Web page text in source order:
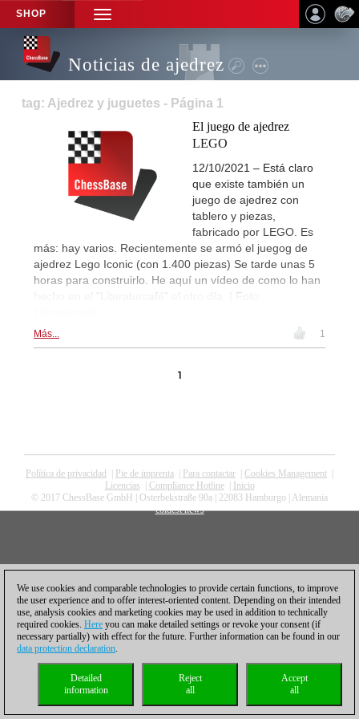
SHOP
TOGGLE
NAVIGATION
Noticias de ajedrez
tag: Ajedrez y juguetes - Página 1
El juego de ajedrez
LEGO
12/10/2021 – Está claro
que existe también un
juego de ajedrez con
tablero y piezas,
fabricado por LEGO. Es
más: hay varios. Recientemente se armó el juegog de
ajedrez Lego Iconic (con 1.400 piezas) Se tarde unas 5
horas para construirlo. He aquí un vídeo de como lo han
hecho en el "Literaturcafé" el otro día. | Foto:
Más... 1
1
Política de privacidad Pie de imprenta Para contactar Cookies Management
Licencias
Compliance Hotline|
Inicio
© 2017 ChessBase GmbH | Osterbekstraße 90a | 22083 Hamburgo | Alemania
coldest news
We use cookies and comparable technologies to provide certain functions, to improve
the user experience and to offer interest-oriented content. Depending on their intended
use, analysis cookies and marketing cookies may be used in addition to technically
required cookies. Here you can make detailed settings or revoke your consent (if
necessary partially) with effect for the future. Further information can be found in our
data protection declaration.
Accept
all
Reject
all
Detailed
information